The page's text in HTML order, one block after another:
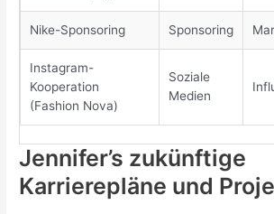
Nike-Sponsoring Sponsoring
Instagram-
Kooperation
(Fashion Nova)
Soziale
Medien
Jennifer’s zukünftige
Karrierepläne und